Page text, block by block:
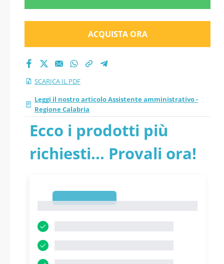
ACQUISTA ORA
SCARICA IL PDF
Leggi il nostro articolo Assistente amministrativo -
Regione Calabria
Ecco i prodotti più
richiesti... Provali ora!